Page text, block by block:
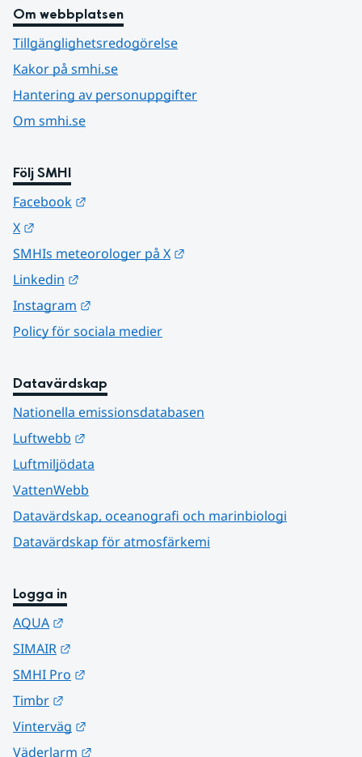
Om webbplatsen
Tillgänglighetsredogörelse
Kakor på smhi.se
Hantering av personuppgifter
Om smhi.se
Följ SMHI
Facebook
X
SMHIs meteorologer på X
Linkedin
Instagram
Policy för sociala medier
Datavärdskap
Nationella emissionsdatabasen
Luftwebb
Luftmiljödata
VattenWebb
Datavärdskap, oceanografi och marinbiologi
Datavärdskap för atmosfärkemi
Logga in
AQUA
SIMAIR
SMHI Pro
Timbr
Vinterväg
Väderlarm